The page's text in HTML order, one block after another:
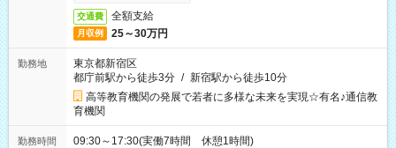
交通費 全額支給
月収例 25～30万円
勤務地
東京都新宿区
都庁前駅から徒歩3分 / 新宿駅から徒歩10分
高等教育機関の発展で若者に多様な未来を実現☆有名♪通信教
育機関
勤務時間 09:30～17:30(実働7時間 休憩1時間)